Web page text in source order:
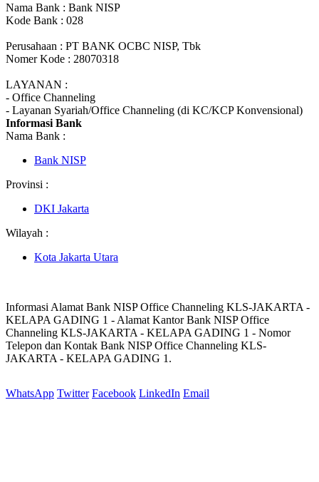
Nama Bank : Bank NISP
Kode Bank : 028
Perusahaan : PT BANK OCBC NISP, Tbk
Nomer Kode : 28070318
LAYANAN :
- Office Channeling
- Layanan Syariah/Office Channeling (di KC/KCP Konvensional)
Informasi Bank
Nama Bank :
Bank NISP
Provinsi :
DKI Jakarta
Wilayah :
Kota Jakarta Utara
Informasi Alamat Bank NISP Office Channeling KLS-JAKARTA -
KELAPA GADING 1 - Alamat Kantor Bank NISP Office
Channeling KLS-JAKARTA - KELAPA GADING 1 - Nomor
Telepon dan Kontak Bank NISP Office Channeling KLS-
JAKARTA - KELAPA GADING 1.
WhatsApp Twitter Facebook LinkedIn Email